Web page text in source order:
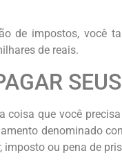
de impostos, você
de reais.
que você
denominado
imposto ou pena de